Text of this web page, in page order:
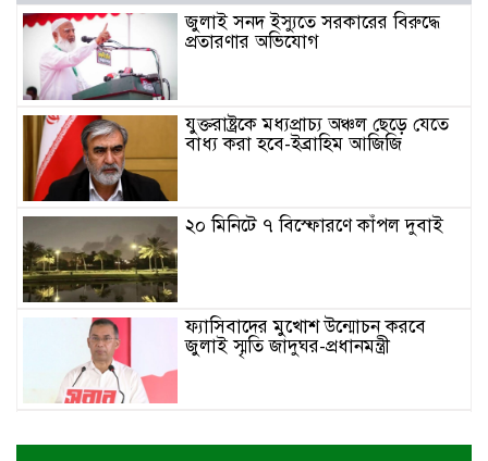
জুলাই সনদ ইস্যুতে সরকারের বিরুদ্ধে
প্রতারণার অভিযোগ
যুক্তরাষ্ট্রকে মধ্যপ্রাচ্য অঞ্চল ছেড়ে যেতে
বাধ্য করা হবে-ইব্রাহিম আজিজি
২০ মিনিটে ৭ বিস্ফোরণে কাঁপল দুবাই
ফ্যাসিবাদের মুখোশ উন্মোচন করবে
জুলাই স্মৃতি জাদুঘর-প্রধানমন্ত্রী
সম্মান দেয়া রাষ্ট্রের পবিত্র দায়িত্ব-ভারপ্রাপ্ত